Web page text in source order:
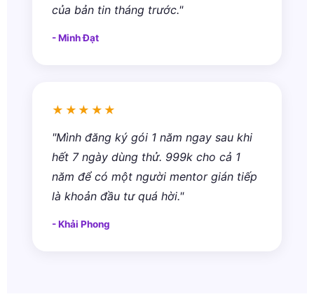
của bản tin tháng trước."
- Minh Đạt
★★★★★
"Mình đăng ký gói 1 năm ngay sau khi
hết 7 ngày dùng thử. 999k cho cả 1
năm để có một người mentor gián tiếp
là khoản đầu tư quá hời."
- Khải Phong